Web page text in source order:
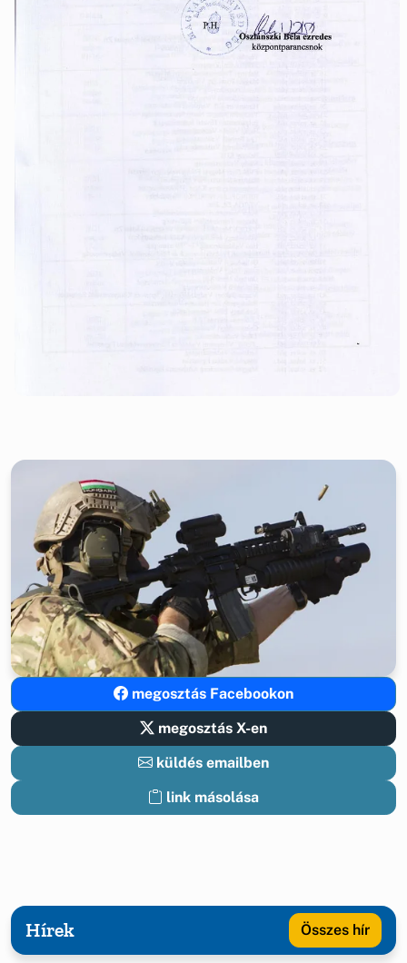
megosztás Facebookon
megosztás X-en
küldés emailben
link másolása
Hírek Összes hír